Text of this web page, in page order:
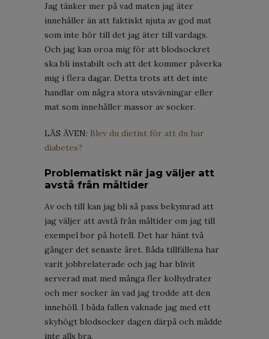
Jag tänker mer på vad maten jag äter
innehåller än att faktiskt njuta av god mat
som inte hör till det jag äter till vardags.
Och jag kan oroa mig för att blodsockret
ska bli instabilt och att det kommer påverka
mig i flera dagar. Detta trots att det inte
handlar om några stora utsvävningar eller
mat som innehåller massor av socker.
LÄS ÄVEN: Blev du dietist för att du har
diabetes?
Problematiskt när jag väljer att
avstå från måltider
Av och till kan jag bli så pass bekymrad att
jag väljer att avstå från måltider om jag till
exempel bor på hotell. Det har hänt två
gånger det senaste året. Båda tillfällena har
varit jobbrelaterade och jag har blivit
serverad mat med många fler kolhydrater
och mer socker än vad jag trodde att den
innehöll. I båda fallen vaknade jag med ett
skyhögt blodsocker dagen därpå och mådde
inte alls bra.